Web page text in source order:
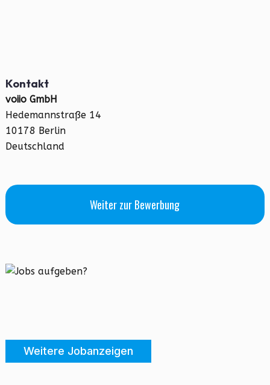
Kontakt
voiio GmbH
Hedemannstraße 14
10178 Berlin
Deutschland
Weiter zur Bewerbung
Weitere Jobanzeigen